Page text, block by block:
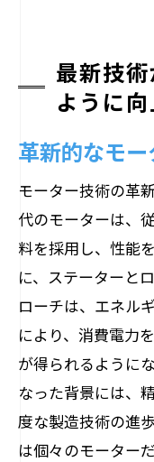
最新技
ように
革新的なモ
モーター技術の革
代のモーターは、
料を採用し、性能
に、ステーターと
ローチは、エネル
により、消費電力
が得られるように
なった背景には、
度な製造技術の進
は個々のモーター